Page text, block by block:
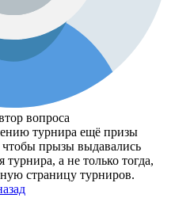
вопроса
турнира ещё призы
прызы выдавались
а не только тогда,
страницу турниров.